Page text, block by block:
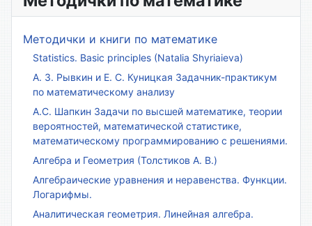
Методички и книги по математике
Statistics. Basic principles (Natalia Shyriaieva)
А. З. Рывкин и Е. С. Куницкая Задачник-практикум
по математическому анализу
А.С. Шапкин Задачи по высшей математике, теории
вероятностей, математической статистике,
математическому программированию с решениями.
Алгебра и Геометрия (Толстиков А. В.)
Алгебраические уравнения и неравенства. Функции.
Логарифмы.
Аналитическая геометрия. Линейная алгебра.